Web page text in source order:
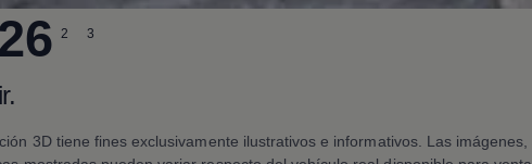
2 3
3D tiene fines exclusivamente ilustrativos e informativos. Las